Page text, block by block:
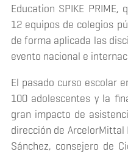
Education SPIKE
12 equipos de colegios
de forma aplicada las
evento nacional e
El pasado curso escolar
100 adolescentes y la
gran impacto de
dirección de ArcelorMittal
Sánchez, consejero de